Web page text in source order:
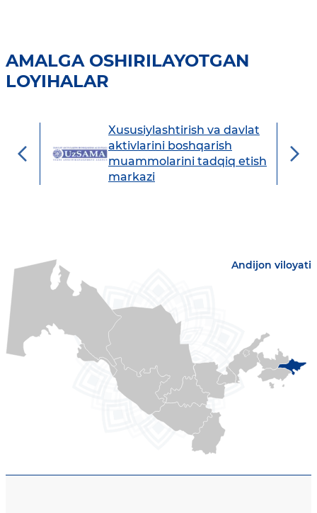
AMALGA OSHIRILAYOTGAN
LOYIHALAR
Xususiylashtirish va davlat
aktivlarini boshqarish
muammolarini tadqiq etish
markazi
Andijon viloyati